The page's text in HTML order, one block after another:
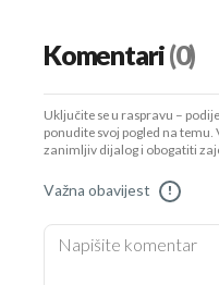
Komentari(0)
Uključite se u raspravu –
ponudite svoj pogled na
zanimljiv dijalog i obogatiti
Važna obavijest !